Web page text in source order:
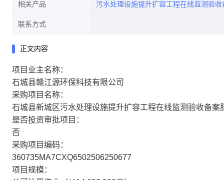
相关产品 污水处理设施提升扩容工程在线监测验收
联系方式
正文内容
项目业主名称：
石城县赣江源环保科技有限公司
采购项目名称：
石城县新城区污水处理设施提升扩容工程在线监测验收备案
是否投资审批项目：
否
采购项目编码：
360735MA7CXQ6502506250677
项目规模：